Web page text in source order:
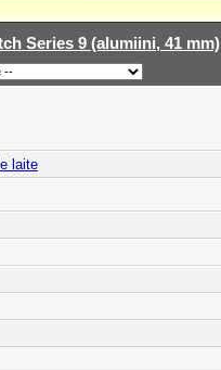
Series 9 (alumiini, 41 mm)
laite